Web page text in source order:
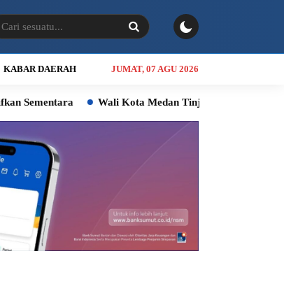
KABAR DAERAH JUMAT, 07 AGU 2026
Wali Kota Medan Tinjau RTLH, Warga Mulai